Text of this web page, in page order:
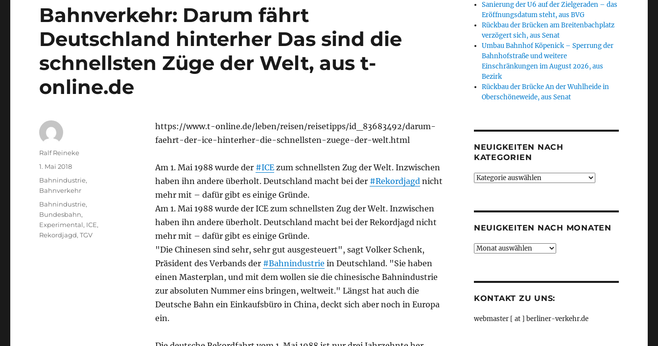
Bahnverkehr: Darum fährt
Deutschland hinterher Das sind die
schnellsten Züge der Welt, aus t-
online.de
https://www.t-online.de/leben/reisen/reisetipps/id_83683492/darum-
faehrt-der-ice-hinterher-die-schnellsten-zuege-der-welt.html
Am 1. Mai 1988 wurde der #ICEzum schnellsten Zug der Welt. Inzwischen
haben ihn andere überholt. Deutschland macht bei der #Rekordjagdnicht
mehr mit – dafür gibt es einige Gründe.
Am 1. Mai 1988 wurde der ICE zum schnellsten Zug der Welt. Inzwischen
haben ihn andere überholt. Deutschland macht bei der Rekordjagd nicht
mehr mit – dafür gibt es einige Gründe.
"Die Chinesen sind sehr, sehr gut ausgesteuert", sagt Volker Schenk,
Präsident des Verbands der #Bahnindustrie in Deutschland. "Sie haben
einen Masterplan, und mit dem wollen sie die chinesische Bahnindustrie
zur absoluten Nummer eins bringen, weltweit." Längst hat auch die
Deutsche Bahn ein Einkaufsbüro in China, deckt sich aber noch in Europa
ein.
Autor
Ralf Reineke
Veröffentlicht
am
1. Mai 2018
Kategorien
Bahnindustrie,
Bahnverkehr
Schlagwörter
Bahnindustrie,
Bundesbahn,
Experimental, ICE,
Rekordjagd,TGV
Sanierung der U6 auf der Zielgeraden – das
Eröffnungsdatum steht, aus BVG
Rückbau der Brücken am Breitenbachplatz
verzögert sich, aus Senat
Umbau Bahnhof Köpenick – Sperrung der
Bahnhofstraße und weitere
Einschränkungen im August 2026, aus
Bezirk
Rückbau der Brücke An der Wuhlheide in
Oberschöneweide, aus Senat
NEUIGKEITEN NACH
KATEGORIEN
Neuigkeiten
NEUIGKEITEN NACH MONATEN
Neuigkeiten
KONTAKT ZU UNS:
webmaster [ at ] berliner-verkehr.de